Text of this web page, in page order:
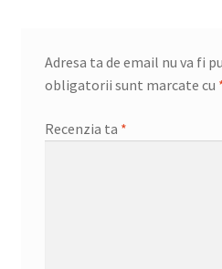
Adresa ta de email nu va fi
obligatorii sunt marcate cu
Recenzia ta *